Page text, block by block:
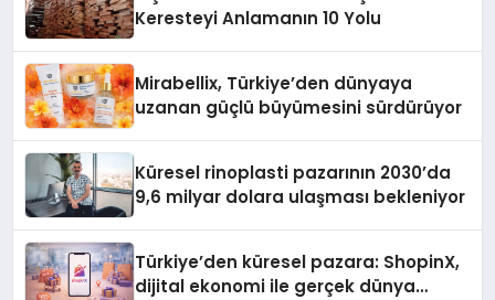
Keresteyi Anlamanın 10 Yolu
Mirabellix, Türkiye’den dünyaya
uzanan güçlü büyümesini sürdürüyor
Küresel rinoplasti pazarının 2030’da
9,6 milyar dolara ulaşması bekleniyor
Türkiye’den küresel pazara: ShopinX,
dijital ekonomi ile gerçek dünya